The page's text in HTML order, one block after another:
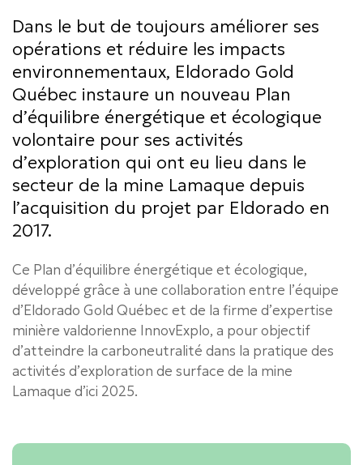
Dans le but de toujours améliorer ses
opérations et réduire les impacts
environnementaux, Eldorado Gold
Québec instaure un nouveau Plan
d’équilibre énergétique et écologique
volontaire pour ses activités
d’exploration qui ont eu lieu dans le
secteur de la mine Lamaque depuis
l’acquisition du projet par Eldorado en
2017.
Ce Plan d’équilibre énergétique et écologique,
développé grâce à une collaboration entre l’équipe
d’Eldorado Gold Québec et de la firme d’expertise
minière valdorienne InnovExplo, a pour objectif
d’atteindre la carboneutralité dans la pratique des
activités d’exploration de surface de la mine
Lamaque d’ici 2025.